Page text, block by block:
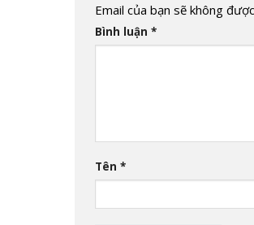
Email của bạn sẽ không
Bình luận *
Tên *